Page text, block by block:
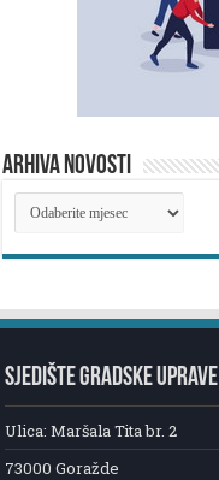
ARHIVA NOVOSTI
ARHIVA
NOVOSTI
SJEDIŠTE GRADSKE UPRAVE
Ulica: Maršala Tita br. 2
73000 Goražde